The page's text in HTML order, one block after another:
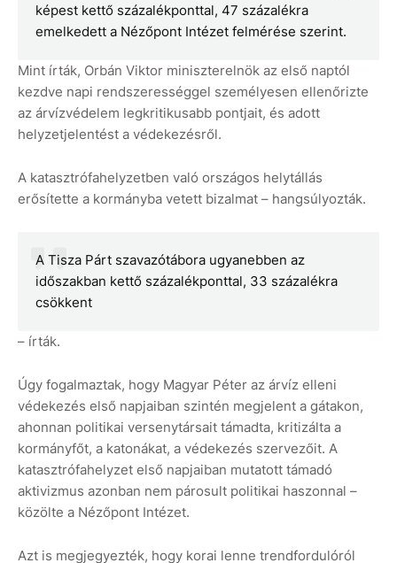
képest kettő százalékponttal, 47 százalékra
emelkedett a Nézőpont Intézet felmérése szerint.
Mint írták, Orbán Viktor miniszterelnök az első naptól
kezdve napi rendszerességgel személyesen ellenőrizte
az árvízvédelem legkritikusabb pontjait, és adott
helyzetjelentést a védekezésről.
A katasztrófahelyzetben való országos helytállás
erősítette a kormányba vetett bizalmat – hangsúlyozták.
A Tisza Párt szavazótábora ugyanebben az
időszakban kettő százalékponttal, 33 százalékra
csökkent
– írták.
Úgy fogalmaztak, hogy Magyar Péter az árvíz elleni
védekezés első napjaiban szintén megjelent a gátakon,
ahonnan politikai versenytársait támadta, kritizálta a
kormányfőt, a katonákat, a védekezés szervezőit. A
katasztrófahelyzet első napjaiban mutatott támadó
aktivizmus azonban nem párosult politikai haszonnal –
közölte a Nézőpont Intézet.
Azt is megjegyezték, hogy korai lenne trendfordulóról